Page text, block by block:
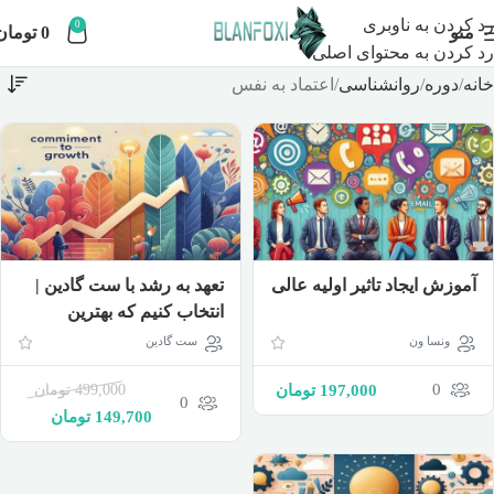
رد کردن به ناوبری
رد کردن به محتوای اصلی
منو 0
0
خانه دوره روانشناسی اعتماد به نفس
آموزش ایجاد تاثیر اولیه عالی
ونسا ون
0
197,000 تومان
تعهد به رشد با ست گادین |
انتخاب کنیم که بهترین
کارمان را انجام دهیم
ست گادین
0
499,000 تومان
149,700 تومان